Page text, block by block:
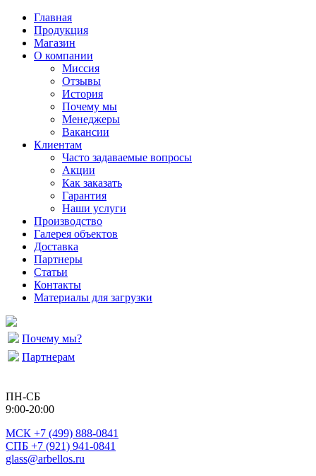
Главная
Продукция
Магазин
О компании
Миссия
Отзывы
История
Почему мы
Менеджеры
Вакансии
Клиентам
Часто задаваемые вопросы
Акции
Как заказать
Гарантия
Наши услуги
Производство
Галерея объектов
Доставка
Партнеры
Статьи
Контакты
Материалы для загрузки
Почему мы?
Партнерам
ПН-СБ
9:00-20:00
МСК +7 (499) 888-0841
СПБ +7 (921) 941-0841
glass@arbellos.ru